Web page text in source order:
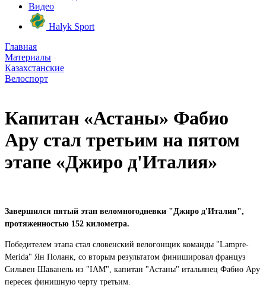
Видео
Halyk Sport
Главная
Материалы
Казахстанские
Велоспорт
Капитан «Астаны» Фабио
Ару стал третьим на пятом
этапе «Джиро д'Италия»
Завершился пятый этап веломногодневки "Джиро д'Италия",
протяженностью 152 километра.
Победителем этапа стал словенский велогонщик команды "Lampre-
Merida" Ян Поланк, со вторым результатом финишировал француз
Сильвен Шаванель из "IAM", капитан "Астаны" итальянец Фабио Ару
пересек финишную черту третьим.